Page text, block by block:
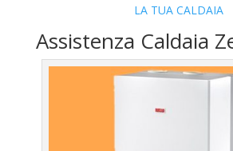
LA TUA CALDAIA
Assistenza Caldaia